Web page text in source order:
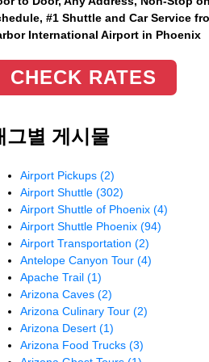
#1 Shuttle and Car Service
International Airport in Phoenix
CHECK RATES
그별 게시물
Airport Pickups(2)
Airport Shuttle(302)
Airport Shuttle of Phoenix(4)
Airport Shuttle Phoenix(94)
Airport Transportation(2)
Antelope Canyon Tour(4)
Apache Trail(1)
Arizona Caves(2)
Arizona Culinary Tour(2)
Arizona Desert(1)
Arizona Food Trucks(3)